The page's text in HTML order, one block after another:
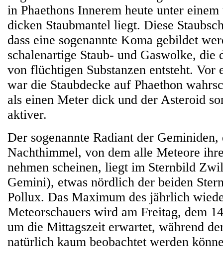
in Phaethons Innerem heute unter
dicken Staubmantel liegt. Diese
dass eine sogenannte Koma gebildet
schalenartige Staub- und Gaswolke, die
von flüchtigen Substanzen entsteht. Vor
war die Staubdecke auf Phaethon
als einen Meter dick und der Asteroid
aktiver.
Der sogenannte Radiant der
Nachthimmel, von dem alle Meteore
nehmen scheinen, liegt im Sternbild
Gemini), etwas nördlich der beiden
Pollux. Das Maximum des jährlich
Meteorschauers wird am Freitag, dem
um die Mittagszeit erwartet, während
natürlich kaum beobachtet werden